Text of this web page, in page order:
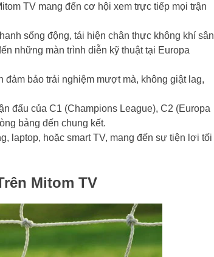
TV mang đến cơ hội xem trực tiếp mọi trận
sống động, tái hiện chân thực không khí sân
những màn trình diễn kỹ thuật tại Europa
đảm bảo trải nghiệm mượt mà, không giật lag,
đấu của C1 (Champions League), C2 (Europa
bảng đến chung kết.
laptop, hoặc smart TV, mang đến sự tiện lợi tối
Mitom TV